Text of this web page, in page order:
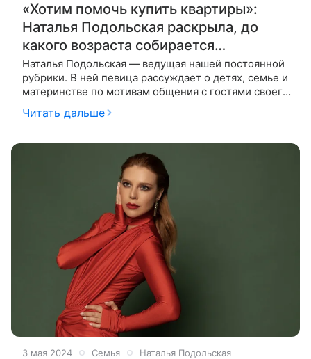
«Хотим помочь купить квартиры»:
Наталья Подольская раскрыла, до
какого возраста собирается
финансово помогать детям
Наталья Подольская — ведущая нашей постоянной
рубрики. В ней певица рассуждает о детях, семье и
материнстве по мотивам общения с гостями своего
YouTube-шоу «Ваша Наташа». На этот раз гостьей
студии стала певица
Читать дальше
3 мая 2024 Семья Наталья Подольская